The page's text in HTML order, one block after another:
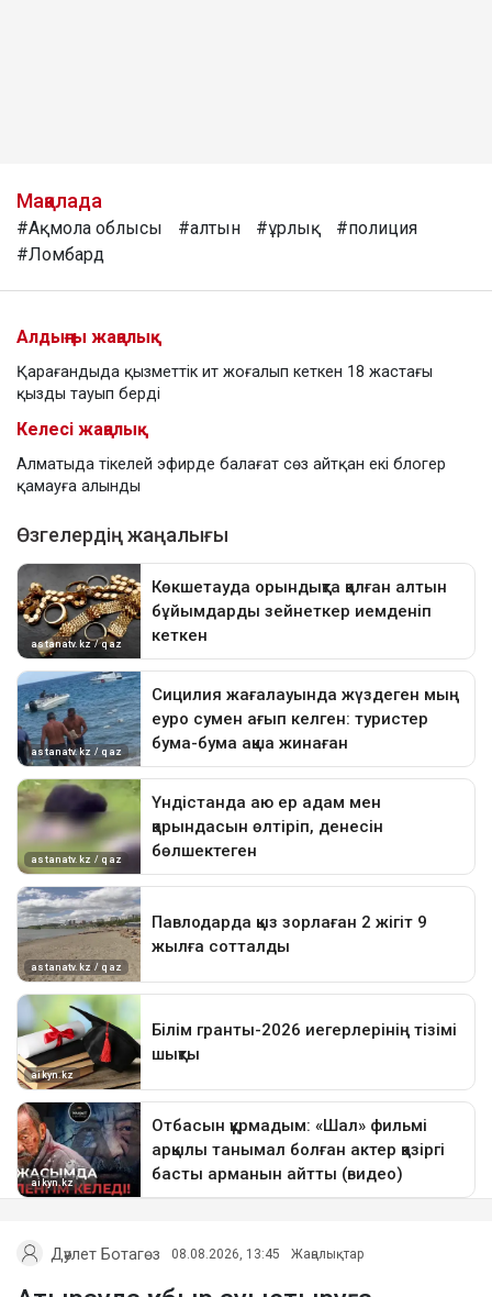
Мақалада
#Ақмола облысы #алтын #ұрлық
#полиция
#Ломбард
Алдыңғы жаңалық
Қарағандыда қызметтік ит жоғалып кеткен 18 жастағы
қызды тауып берді
Келесі жаңалық
Алматыда тікелей эфирде балағат сөз айтқан екі блогер
қамауға алынды
Дәулет Ботагөз 08.08.2026, 13:45 Жаңалықтар